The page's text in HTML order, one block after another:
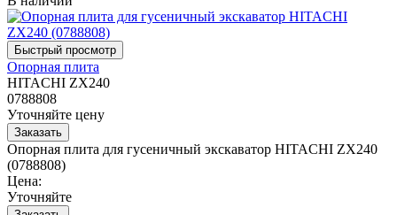
Опорная плита
HITACHI ZX240
0788808
Уточняйте цену
Опорная плита для гусеничный экскаватор HITACHI ZX240
(0788808)
Цена:
Уточняйте